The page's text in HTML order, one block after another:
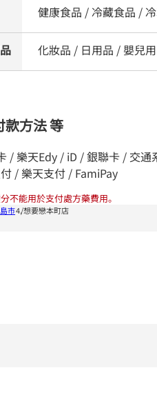
健康食品 / 冷藏食品 /
化妝品 / 日用品 / 嬰兒
款方法 等
/ 樂天Edy / iD / 銀聯卡 / 交
/ 樂天支付 / FamiPay
不能用於支付處方藥費用。
市 想要戀本町店